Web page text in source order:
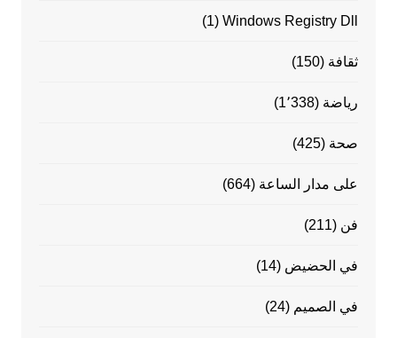
Windows Registry Dll
(1)
ثقافة (150)
رياضة (1٬338)
صحة (425)
على مدار الساعة (664)
فن (211)
في الحضيض (14)
في الصميم (24)